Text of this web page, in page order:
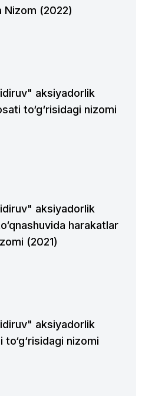
(2022)
aksiyadorlik
to‘g‘risidagi nizomi
aksiyadorlik
harakatlar
(2021)
aksiyadorlik
nizomi